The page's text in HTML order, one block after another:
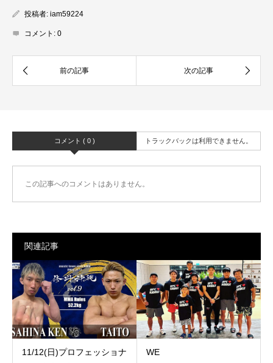
投稿者: iam59224
コメント: 0
コメント ( 0 ) トラックバックは利用できません。
この記事へのコメントはありません。
関連記事
11/12(日)プロフェッショナ
WE